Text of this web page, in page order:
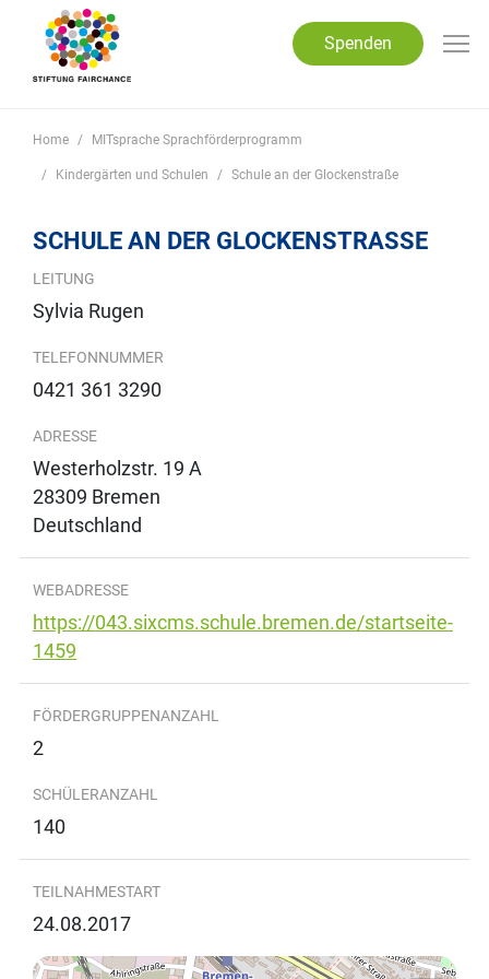
Spenden
Home MITsprache Sprachförderprogramm
Kindergärten und Schulen Schule an der Glockenstraße
SCHULE AN DER GLOCKENSTRASSE
LEITUNG
Sylvia Rugen
TELEFONNUMMER
0421 361 3290
ADRESSE
Westerholzstr. 19 A
28309 Bremen
Deutschland
WEBADRESSE
https://043.sixcms.schule.bremen.de/startseite-
1459
FÖRDERGRUPPENANZAHL
2
SCHÜLERANZAHL
140
TEILNAHMESTART
24.08.2017